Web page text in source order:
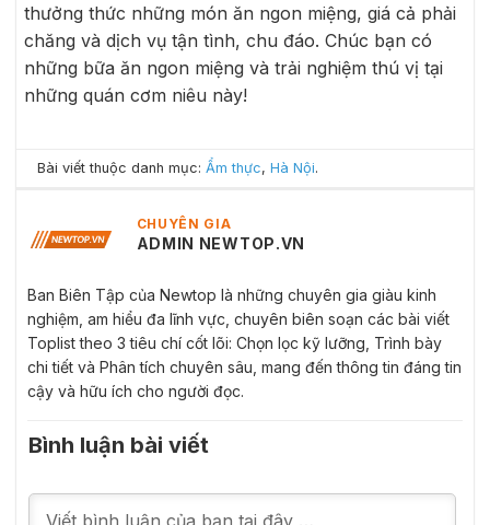
thưởng thức những món ăn ngon miệng, giá cả phải
chăng và dịch vụ tận tình, chu đáo. Chúc bạn có
những bữa ăn ngon miệng và trải nghiệm thú vị tại
những quán cơm niêu này!
Bài viết thuộc danh mục:Ẩm thực,Hà Nội.
CHUYÊN GIA
ADMIN NEWTOP.VN
Ban Biên Tập của Newtop là những chuyên gia giàu kinh
nghiệm, am hiểu đa lĩnh vực, chuyên biên soạn các bài viết
Toplist theo 3 tiêu chí cốt lõi: Chọn lọc kỹ lưỡng, Trình bày
chi tiết và Phân tích chuyên sâu, mang đến thông tin đáng tin
cậy và hữu ích cho người đọc.
Bình luận bài viết